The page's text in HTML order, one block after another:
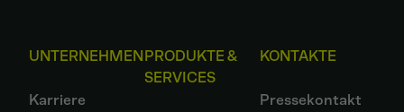
UNTERNEHMEN
Karriere
PRODUKTE &
SERVICES
KONTAKTE
Pressekontakt